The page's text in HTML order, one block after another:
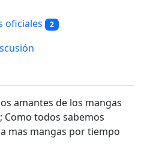
oficiales 2
amantes de los mangas
Como todos sabemos
mas mangas por tiempo